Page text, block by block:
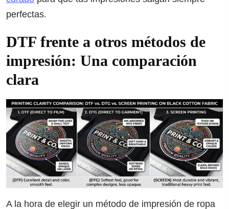
perfectas.
DTF frente a otros métodos de
impresión: Una comparación
clara
A la hora de elegir un método de impresión de ropa